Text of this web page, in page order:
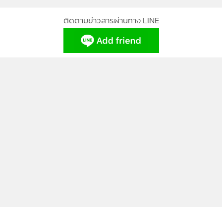
ปากเจาะกะลาเน่าไม่เคยเปลี่ยน"
ดาวตวัดแขนขึ้น มือกำแน่น มั่นขยับตัวยักไหล่ไปมา กล้ามเป็น
มัดกระตุกแบบคนมีพละกำลังเต็มเปี่ยม ดาวเงื้อง่า แต่ไม่กล้า
ติดตามข่าวสารผ่านทาง LINE